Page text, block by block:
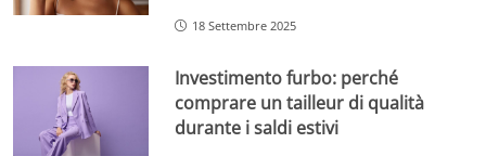
18 Settembre 2025
Investimento furbo: perché
comprare un tailleur di qualità
durante i saldi estivi